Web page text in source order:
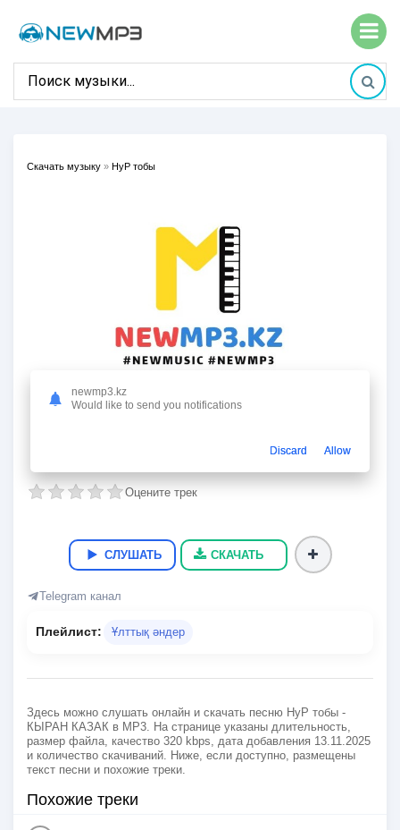
Скачать музыку » НуР тобы
КЫРАН КАЗАК
13.11.2025 4
Оцените трек
СЛУШАТЬ СКАЧАТЬ
Telegram канал
Плейлист: Ұлттық әндер
Здесь можно слушать онлайн и скачать песню НуР тобы -
КЫРАН КАЗАК в MP3. На странице указаны длительность,
размер файла, качество 320 kbps, дата добавления 13.11.2025
и количество скачиваний. Ниже, если доступно, размещены
текст песни и похожие треки.
Похожие треки
newmp3.kz
Would like to send you notifications
Discard Allow